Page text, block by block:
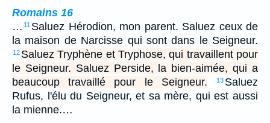
Romains 16
… 11 Saluez Hérodion, mon parent. Saluez ceux de
la maison de Narcisse qui sont dans le Seigneur.
12 Saluez Tryphène et Tryphose, qui travaillent pour
le Seigneur. Saluez Perside, la bien-aimée, qui a
beaucoup travaillé pour le Seigneur.
13 Saluez
Rufus, l'élu du Seigneur, et sa mère, qui est aussi
la mienne.…